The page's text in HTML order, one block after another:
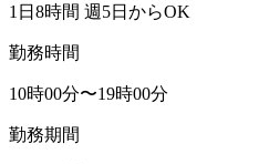
1日8時間 週5日からOK
勤務時間
10時00分〜19時00分
勤務期間